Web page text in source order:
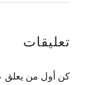
تعليقات
كن أول من يعلق